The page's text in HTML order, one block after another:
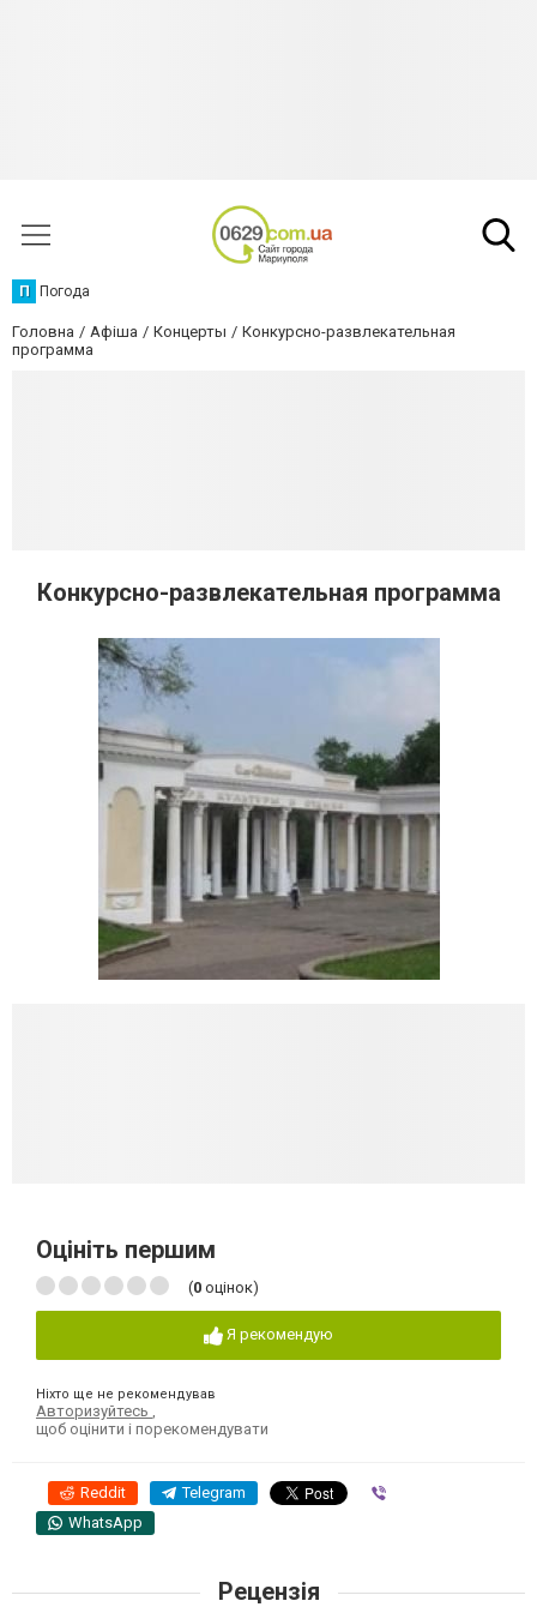
П Погода
Головна Афіша Концерты
Конкурсно-развлекательная
программа
Конкурсно-развлекательная программа
Оцініть першим
(0 оцінок)
Я рекомендую
Ніхто ще не рекомендував
Авторизуйтесь
щоб оцінити і порекомендувати
Reddit Telegram
WhatsApp
Рецензія